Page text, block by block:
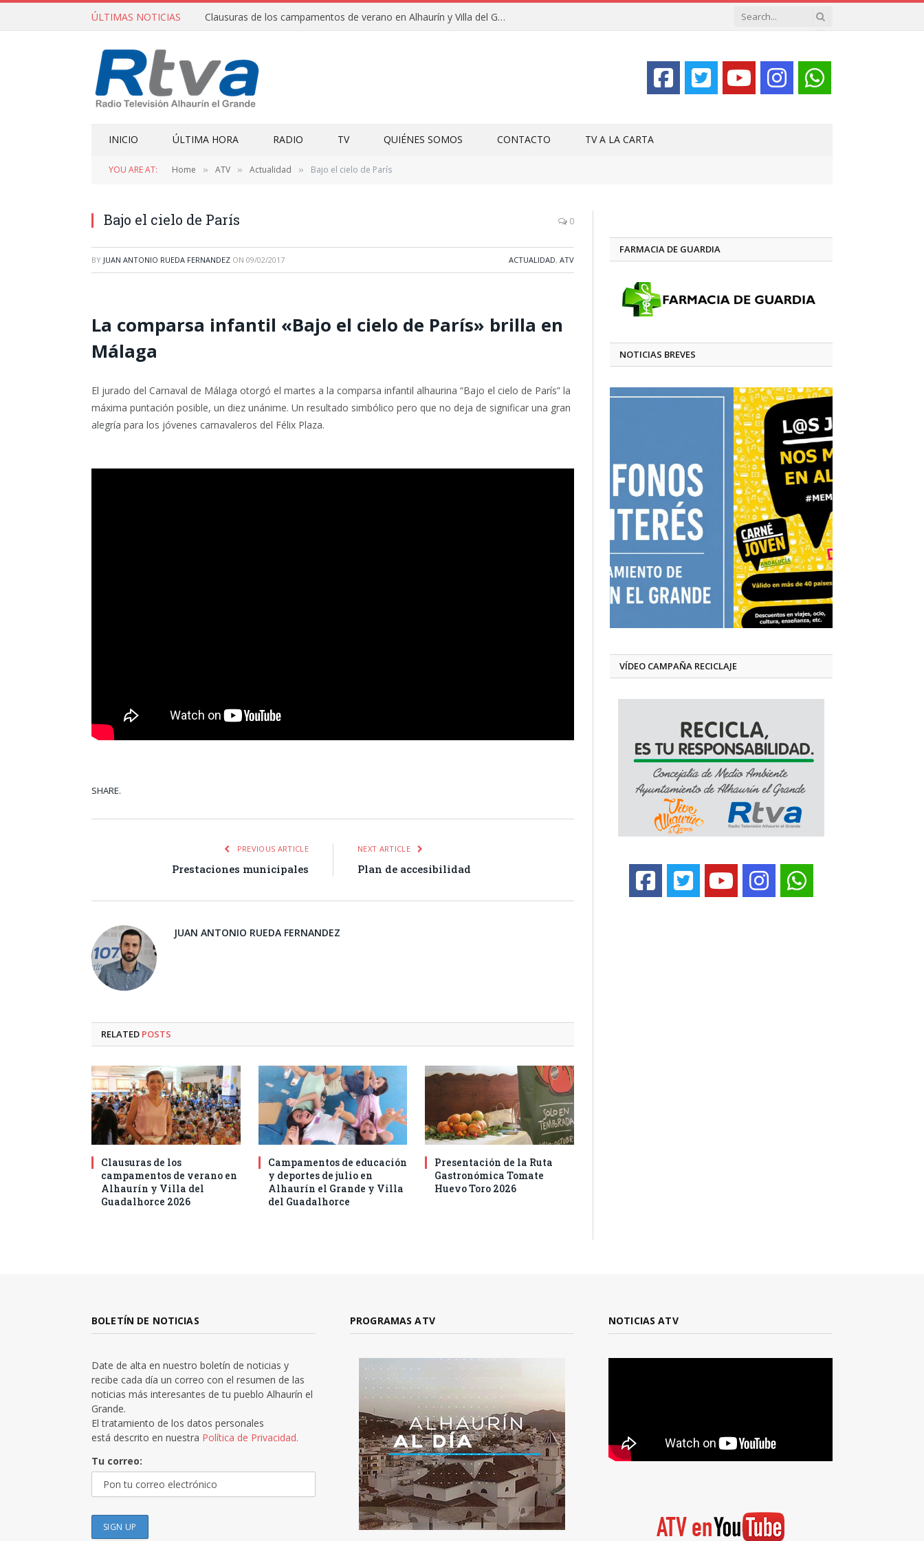
ÚLTIMAS NOTICIAS Clausuras de los campamentos de verano en Alhaurín y Villa del Guadalhorce 2026
INICIO ÚLTIMA HORA RADIO TV QUIÉNES SOMOS CONTACTO TV A LA CARTA
YOU ARE AT: Home » ATV » Actualidad » Bajo el cielo de París
Bajo el cielo de París 0
BY JUAN ANTONIO RUEDA FERNANDEZ ON 09/02/2017 ACTUALIDAD, ATV
La comparsa infantil «Bajo el cielo de París» brilla en
Málaga
El jurado del Carnaval de Málaga otorgó el martes a la comparsa infantil alhaurina “Bajo el cielo de París” la
máxima puntación posible, un diez unánime. Un resultado simbólico pero que no deja de significar una gran
alegría para los jóvenes carnavaleros del Félix Plaza.
SHARE.
PREVIOUS ARTICLE
Prestaciones municipales
NEXT ARTICLE
Plan de accesibilidad
JUAN ANTONIO RUEDA FERNANDEZ
RELATED POSTS
Clausuras de los
campamentos de verano en
Alhaurín y Villa del
Guadalhorce 2026
Campamentos de educación
y deportes de julio en
Alhaurín el Grande y Villa
del Guadalhorce
Presentación de la Ruta
Gastronómica Tomate
Huevo Toro 2026
FARMACIA DE GUARDIA
NOTICIAS BREVES
VÍDEO CAMPAÑA RECICLAJE
BOLETÍN DE NOTICIAS
Date de alta en nuestro boletín de noticias y
recibe cada día un correo con el resumen de las
noticias más interesantes de tu pueblo Alhaurín el
Grande.
El tratamiento de los datos personales
está descrito en nuestra Política de Privacidad.
Tu correo:
PROGRAMAS ATV NOTICIAS ATV